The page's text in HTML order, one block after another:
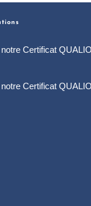
Certificat
Certificat